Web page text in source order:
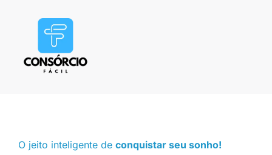
O jeito inteligente de conquistar seu sonho!